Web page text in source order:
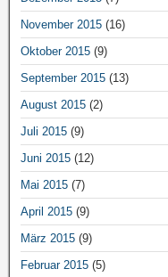
November 2015 (16)
Oktober 2015 (9)
September 2015 (13)
August 2015 (2)
Juli 2015 (9)
Juni 2015 (12)
Mai 2015 (7)
April 2015 (9)
März 2015 (9)
Februar 2015 (5)